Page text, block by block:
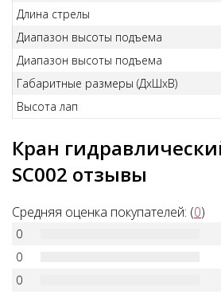
Длина стрелы
Диапазон высоты подъема
Диапазон высоты подъема
Габаритные размеры (ДхШхВ)
Высота лап
Кран
SC002 отзывы
Средняя оценка покупателей: (0)
0
0
0